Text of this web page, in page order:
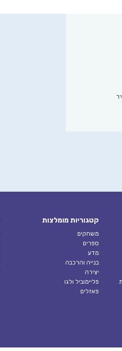
קטגוריות מומלצות
משחקים
ספרים
מדע
בנייה והרכבה
יצירה
פליימוביל ולגו
פאזלים